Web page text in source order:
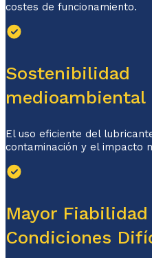
costes de funcionamiento.
Sostenibilidad
medioambiental
El uso eficiente del
contaminación y el impacto
Mayor Fiabilidad
Condiciones